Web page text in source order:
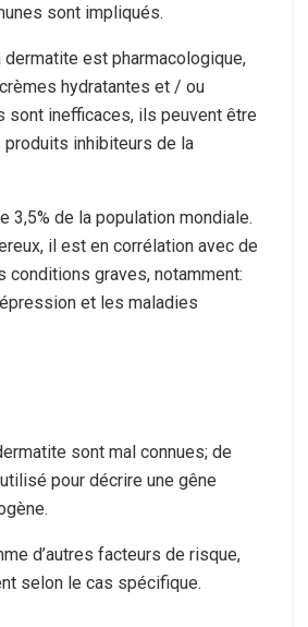
sont impliqués.
est pharmacologique,
hydratantes et / ou
sont inefficaces, ils peuvent être
inhibiteurs de la
3,5% de la population mondiale.
il est en corrélation avec de
conditions graves, notamment:
et les maladies
sont mal connues; de
pour décrire une gêne
d’autres facteurs de risque,
selon le cas spécifique.